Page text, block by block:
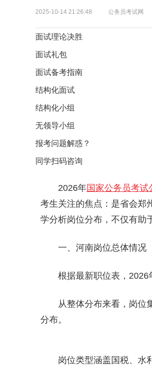
2025-10-14 21:26:48 公务员考试网
面试理论决胜
面试礼包
面试备考指南
结构化面试
结构化小组
无领导小组
报考问题解惑？
同学扫码咨询
2026年国家公务员考试
考生关注的焦点：是省会郑
学分析岗位分布，不仅有助
一、河南岗位总体情况
根据最新职位表，2026
从整体分布来看，岗位
分布。
岗位类型涵盖国税、水